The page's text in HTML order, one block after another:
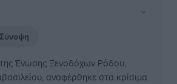
⌄
Ένωσης Ξενοδόχων Ρόδου,
αναφέρθηκε στα κρίσιμα